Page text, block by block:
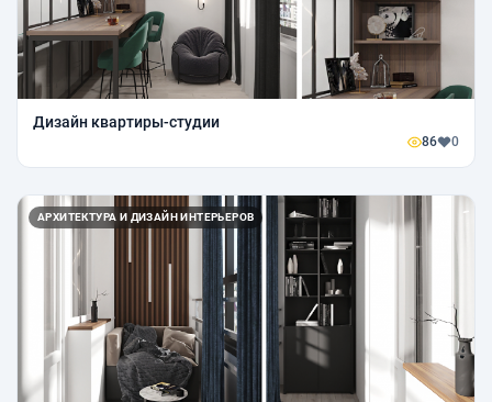
Дизайн квартиры-студии
86 0
АРХИТЕКТУРА И ДИЗАЙН ИНТЕРЬЕРОВ